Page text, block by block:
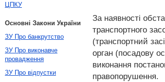
За наявності
транспортного
(транспортний
орган (посадову
виконання
правопорушення.
ЦПКУ
Основні Закони України
ЗУ Про банкрутство
ЗУ Про виконавче
провадження
ЗУ Про відпустки